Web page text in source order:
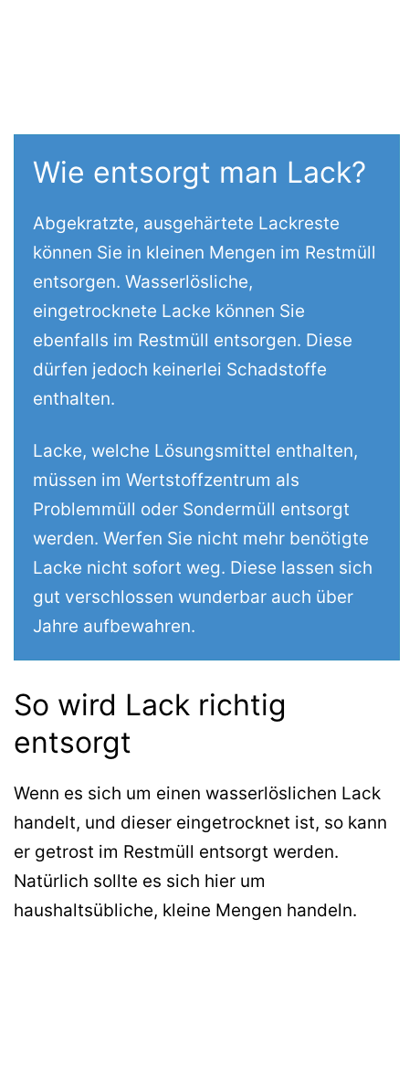
Wie entsorgt man Lack?
Abgekratzte, ausgehärtete Lackreste
können Sie in kleinen Mengen im Restmüll
entsorgen. Wasserlösliche,
eingetrocknete Lacke können Sie
ebenfalls im Restmüll entsorgen. Diese
dürfen jedoch keinerlei Schadstoffe
enthalten.
Lacke, welche Lösungsmittel enthalten,
müssen im Wertstoffzentrum als
Problemmüll oder Sondermüll entsorgt
werden. Werfen Sie nicht mehr benötigte
Lacke nicht sofort weg. Diese lassen sich
gut verschlossen wunderbar auch über
Jahre aufbewahren.
So wird Lack richtig
entsorgt
Wenn es sich um einen wasserlöslichen Lack
handelt, und dieser eingetrocknet ist, so kann
er getrost im Restmüll entsorgt werden.
Natürlich sollte es sich hier um
haushaltsübliche, kleine Mengen handeln.